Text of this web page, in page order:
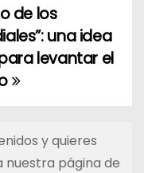
de los
una idea
levantar el
y quieres
nuestra página de